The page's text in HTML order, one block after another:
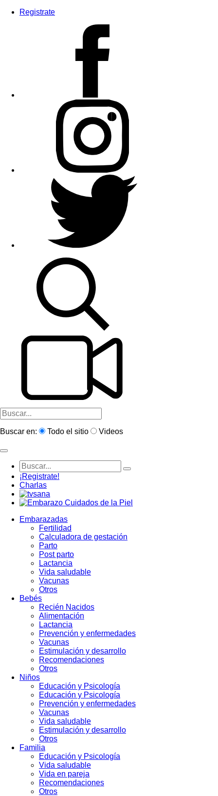
Registrate
Buscar en: Todo el sitio Videos
¡Registrate!
Charlas
Embarazadas
Fertilidad
Calculadora de gestación
Parto
Post parto
Lactancia
Vida saludable
Vacunas
Otros
Bebés
Recién Nacidos
Alimentación
Lactancia
Prevención y enfermedades
Vacunas
Estimulación y desarrollo
Recomendaciones
Otros
Niños
Educación y Psicología
Educación y Psicología
Prevención y enfermedades
Vacunas
Vida saludable
Estimulación y desarrollo
Otros
Familia
Educación y Psicología
Vida saludable
Vida en pareja
Recomendaciones
Otros